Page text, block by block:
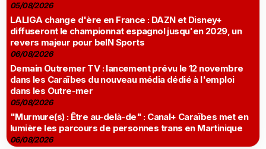
05/08/2026
LALIGA change d'ère en France : DAZN et Disney+
diffuseront le championnat espagnol jusqu'en 2029, un
revers majeur pour beIN Sports
06/08/2026
Demain Outremer TV : lancement prévu le 12 novembre
dans les Caraïbes du nouveau média dédié à l'emploi
dans les Outre-mer
05/08/2026
"Murmure(s) : Être au-delà-de" : Canal+ Caraïbes met en
lumière les parcours de personnes trans en Martinique
06/08/2026